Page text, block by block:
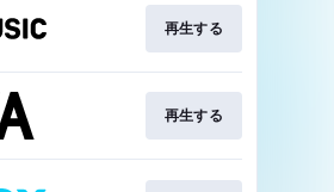
再生する
再生する